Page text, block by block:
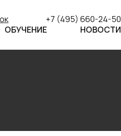
+7 (495) 660-24-50
ОБУЧЕНИЕ НОВОСТИ